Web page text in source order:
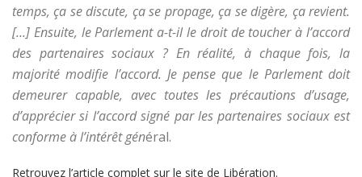
temps, ça se discute, ça se propage, ça se digère, ça revient.
[…] Ensuite, le Parlement a-t-il le droit de toucher à l’accord
des partenaires sociaux ? En réalité, à chaque fois, la
majorité modifie l’accord. Je pense que le Parlement doit
demeurer capable, avec toutes les précautions d’usage,
d’apprécier si l’accord signé par les partenaires sociaux est
conforme à l’intérêt général.
Retrouvez l’article complet sur le site de Libération.